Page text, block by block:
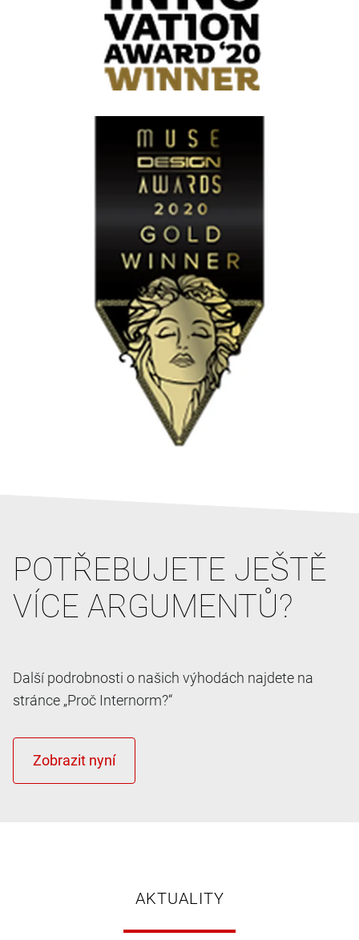
POTŘEBUJETE JEŠTĚ
VÍCE ARGUMENTŮ?
Další podrobnosti o našich výhodách najdete na
stránce „Proč Internorm?“
AKTUALITY